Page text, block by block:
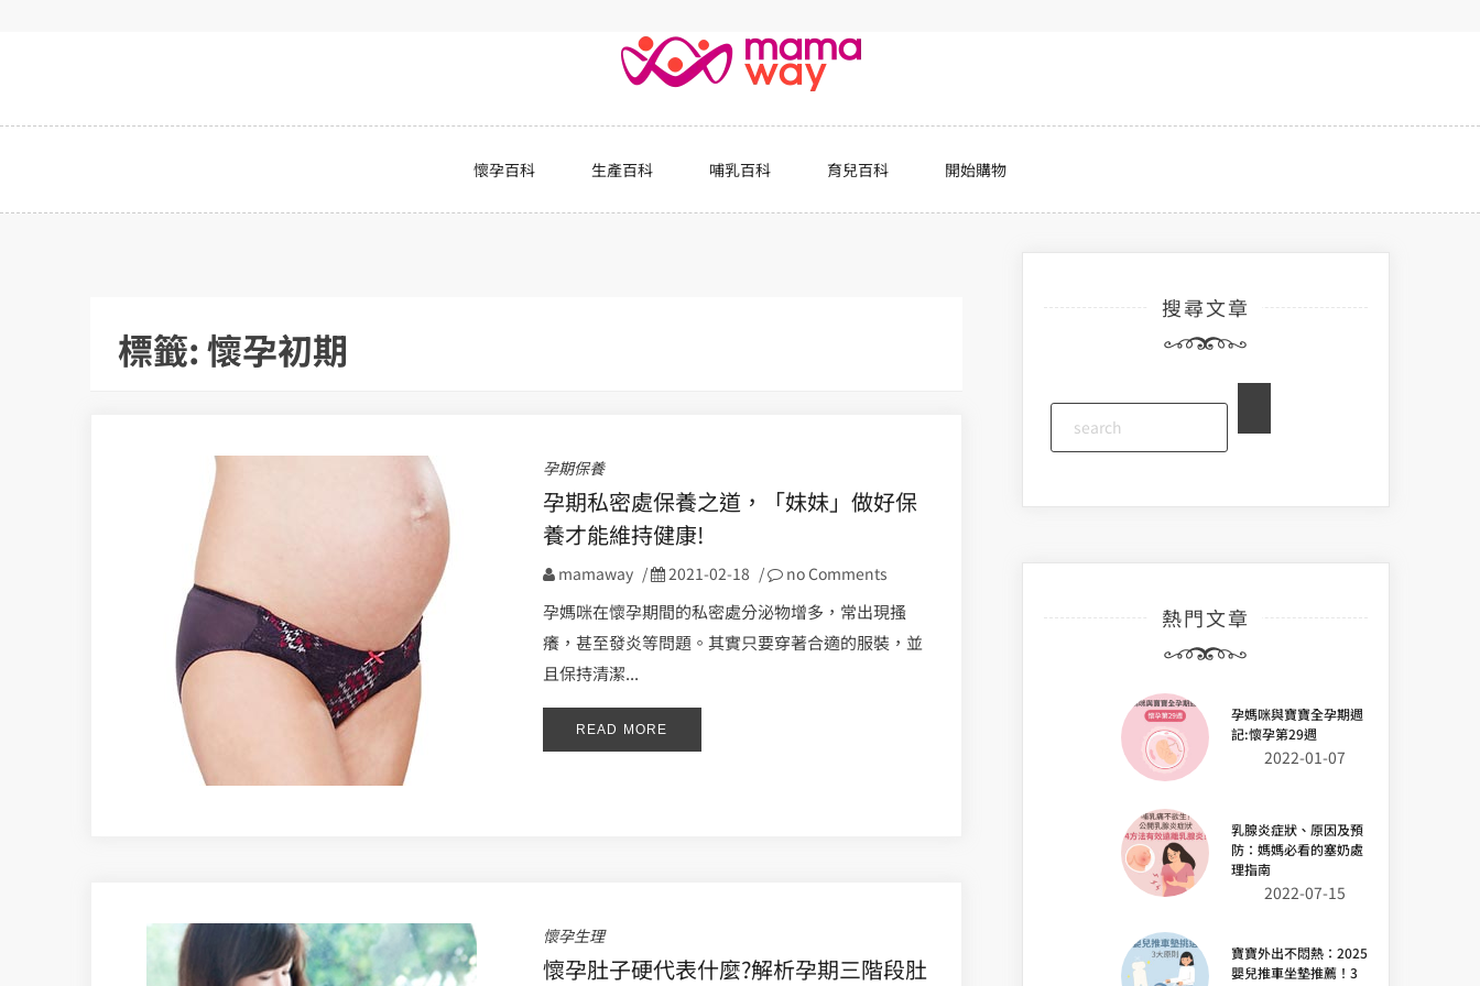
懷孕百科 生產百科 哺乳百科 育兒百科 開始購物
標籤:懷孕初期
孕期保養
孕期私密處保養之道，「妹妹」做好保
養才能維持健康!
mamaway / 2021-02-18 / no Comments
孕媽咪在懷孕期間的私密處分泌物增多，常出現搔
癢，甚至發炎等問題。其實只要穿著合適的服裝，並
且保持清潔...
READ MORE
懷孕生理
懷孕肚子硬代表什麼?解析孕期三階段肚
搜尋文章
熱門文章
孕媽咪與寶寶全孕期週
記:懷孕第29週
2022-01-07
乳腺炎症狀、原因及預
防：媽媽必看的塞奶處
理指南
2022-07-15
寶寶外出不悶熱：2025
嬰兒推車坐墊推薦！3